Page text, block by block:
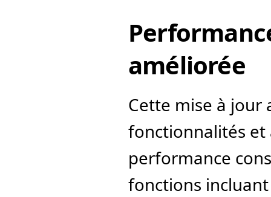
améliorée
Cette mise à jour
fonctionnalités et
performance
fonctions